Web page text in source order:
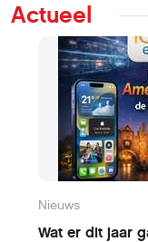
Actueel
Nieuws
Wat er dit jaar